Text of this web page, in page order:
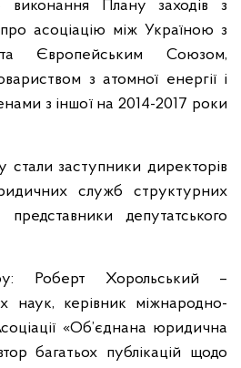
Плану заходів з
про асоціацію між Україною з
Європейським Союзом,
з атомної енергії і
з іншої на 2014-2017 роки
стали заступники директорів
служб структурних
депутатського
Роберт Хорольський –
наук, керівник міжнародно-
«Об’єднана юридична
багатьох публікацій щодо